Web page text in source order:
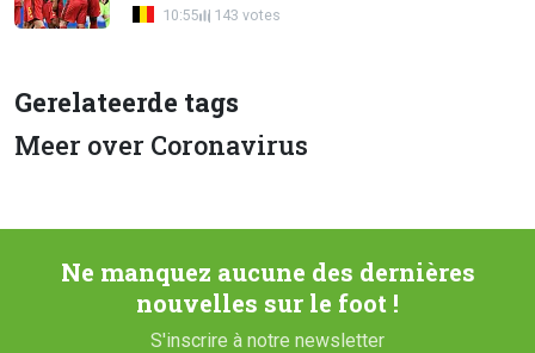
10:55 143 votes
Gerelateerde tags
Meer over Coronavirus
Ne manquez aucune des dernières
nouvelles sur le foot !
S'inscrire à notre newsletter